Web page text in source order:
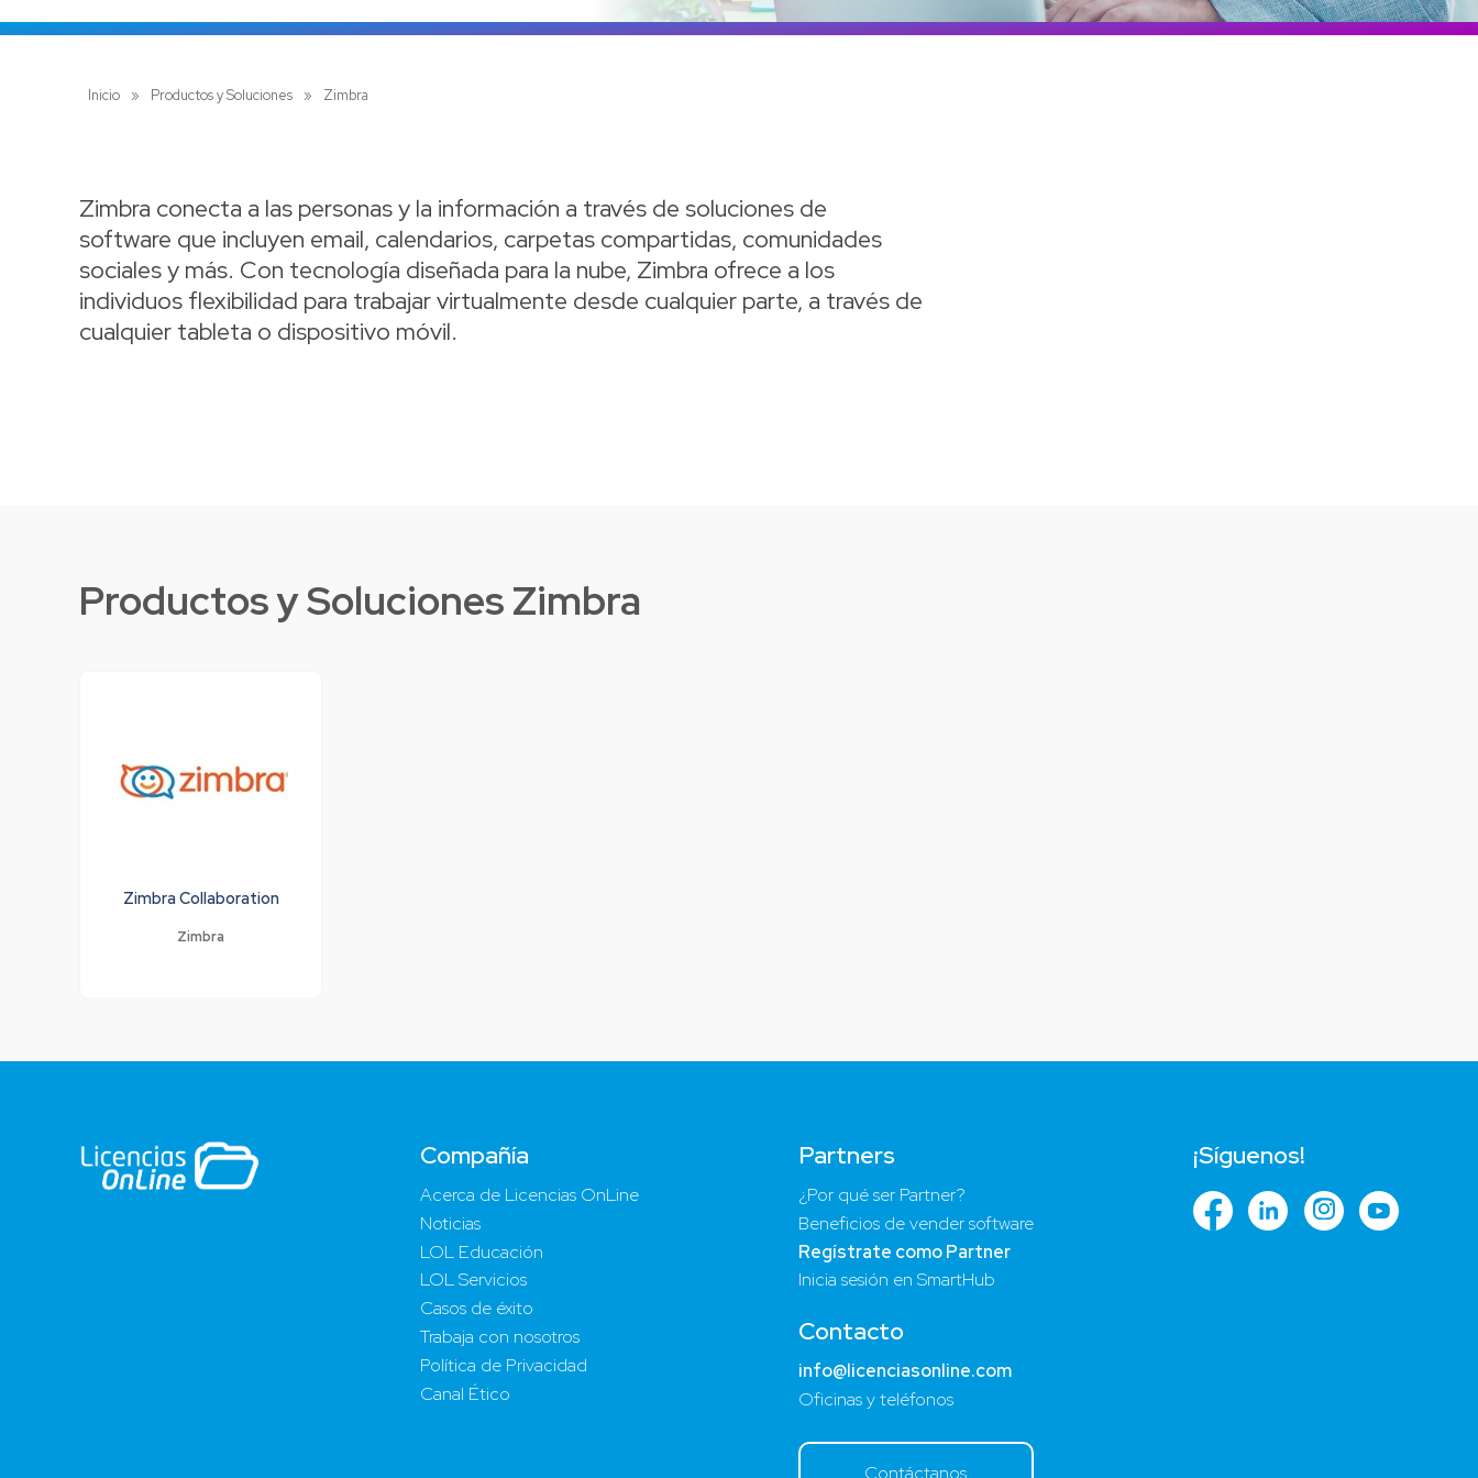
Colombia
Inicio » Productos y Soluciones » Zimbra
Zimbra conecta a las personas y la información a través de soluciones de
software que incluyen email, calendarios, carpetas compartidas, comunidades
sociales y más. Con tecnología diseñada para la nube, Zimbra ofrece a los
individuos flexibilidad para trabajar virtualmente desde cualquier parte, a través de
cualquier tableta o dispositivo móvil.
Productos y Soluciones Zimbra
Zimbra Collaboration
Zimbra
Compañía
Acerca de Licencias OnLine
Noticias
LOL Educación
LOL Servicios
Casos de éxito
Trabaja con nosotros
Política de Privacidad
Canal Ético
Partners
¿Por qué ser Partner?
Beneficios de vender software
Regístrate como Partner
Inicia sesión en SmartHub
Contacto
info@licenciasonline.com
Oficinas y teléfonos
Contáctanos
¡Síguenos!